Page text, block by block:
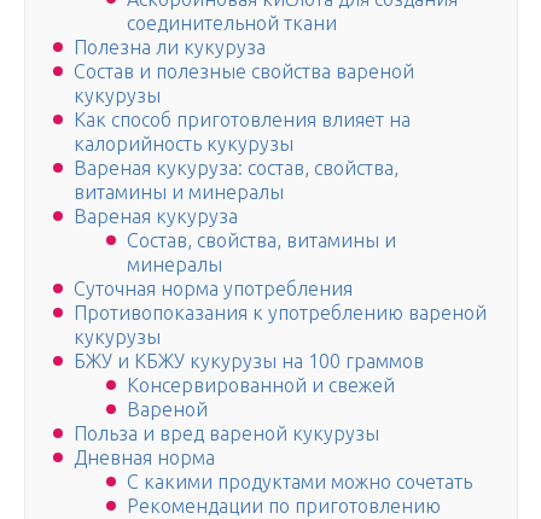
соединительной ткани
Полезна ли кукуруза
Состав и полезные свойства вареной
кукурузы
Как способ приготовления влияет на
калорийность кукурузы
Вареная кукуруза: состав, свойства,
витамины и минералы
Вареная кукуруза
Состав, свойства, витамины и
минералы
Суточная норма употребления
Противопоказания к употреблению вареной
кукурузы
БЖУ и КБЖУ кукурузы на 100 граммов
Консервированной и свежей
Вареной
Польза и вред вареной кукурузы
Дневная норма
С какими продуктами можно сочетать
Рекомендации по приготовлению